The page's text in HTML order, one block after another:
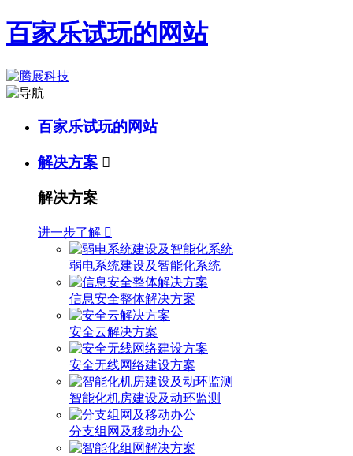
百家乐试玩的网站
百家乐试玩的网站
解决方案 
解决方案
进一步了解 
弱电系统建设及智能化系统
信息安全整体解决方案
安全云解决方案
安全无线网络建设方案
智能化机房建设及动环监测
分支组网及移动办公